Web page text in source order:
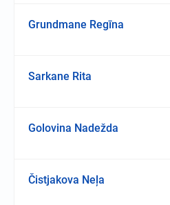
Grundmane Regīna
Sarkane Rita
Golovina Nadežda
Čistjakova Neļa